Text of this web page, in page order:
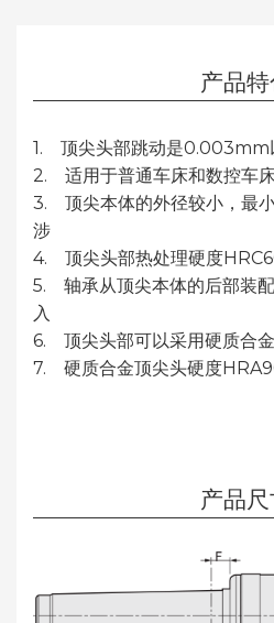
产品
1. 顶尖头部跳动是0.003mm
2. 适用于普通车床和数控车
3. 顶尖本体的外径较小，最
涉
4. 顶尖头部热处理硬度
5. 轴承从顶尖本体的后部装
入
6. 顶尖头部可以采用硬质合金
7. 硬质合金顶尖头硬度
产品